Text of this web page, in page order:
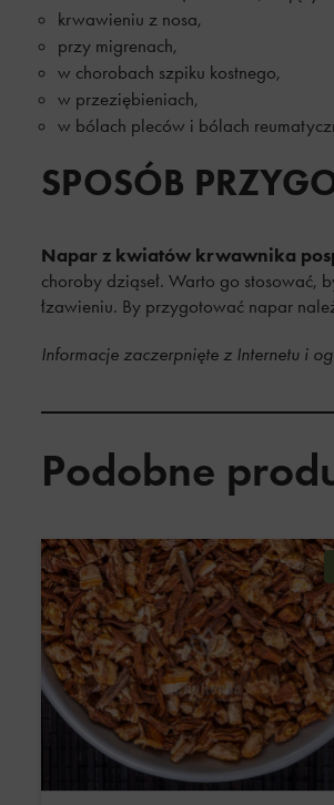
krwawieniu z nosa,
przy migrenach,
w chorobach szpiku kostnego,
w przeziębieniach,
w bólach pleców i bólach
SPOSÓB
Napar z kwiatów krwawnika
choroby dziąseł. Warto go stosować,
łzawieniu. By przygotować napar
Informacje zaczerpnięte z Internetu i
Podobne